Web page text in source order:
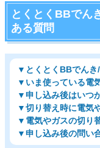
とくとくBBでん
ある質問
▼とくとくBBでんき
▼いま使っている電
▼申し込み後はいつ
▼切り替え時に電気
▼電気やガスの切り
▼申し込み後の問い